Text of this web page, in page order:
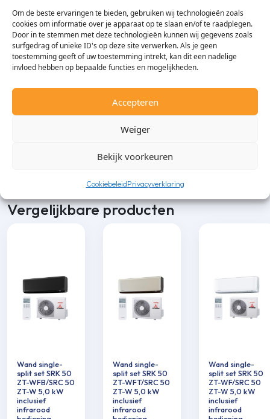
Om de beste ervaringen te bieden, gebruiken wij technologieën zoals
cookies om informatie over je apparaat op te slaan en/of te raadplegen.
Door in te stemmen met deze technologieën kunnen wij gegevens zoals
surfgedrag of unieke ID's op deze site verwerken. Als je geen
toestemming geeft of uw toestemming intrekt, kan dit een nadelige
invloed hebben op bepaalde functies en mogelijkheden.
Accepteren
Weiger
Bekijk voorkeuren
CookiebeleidPrivacyverklaring
Merk LG
Specialistisch advies
Vergelijkbare producten
Wand single-
split set SRK 50
ZT-WFB/SRC 50
ZT-W 5,0 kW
inclusief
infrarood
Wand single-
split set SRK 50
ZT-WFT/SRC 50
ZT-W 5,0 kW
inclusief
infrarood
Wand single-
split set SRK 50
ZT-WF/SRC 50
ZT-W 5,0 kW
inclusief
infrarood